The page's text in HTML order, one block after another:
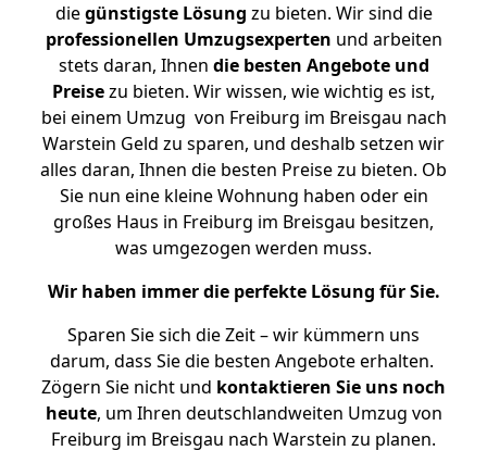
diegünstigste Lösung zu bieten. Wir sind die
professionellen Umzugsexperten und arbeiten
stets daran, Ihnen die besten Angebote und
Preisezu bieten. Wir wissen, wie wichtig es ist,
bei einem Umzug von Freiburg im Breisgau nach
Warstein Geld zu sparen, und deshalb setzen wir
alles daran, Ihnen die besten Preise zu bieten. Ob
Sie nun eine kleine Wohnung haben oder ein
großes Haus in Freiburg im Breisgau besitzen,
was umgezogen werden muss.
Wir haben immer die perfekte Lösung für Sie.
Sparen Sie sich die Zeit – wir kümmern uns
darum, dass Sie die besten Angebote erhalten.
Zögern Sie nicht und kontaktieren Sie uns noch
heute, um Ihren deutschlandweiten Umzug von
Freiburg im Breisgau nach Warstein zu planen.